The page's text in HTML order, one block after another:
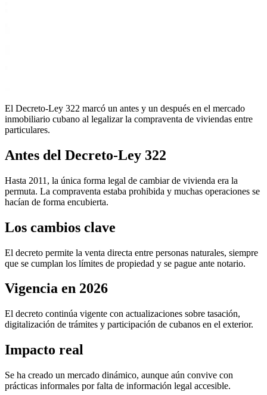
El Decreto-Ley 322 marcó un antes y un después en el mercado
inmobiliario cubano al legalizar la compraventa de viviendas entre
particulares.
Antes del Decreto-Ley 322
Hasta 2011, la única forma legal de cambiar de vivienda era la
permuta. La compraventa estaba prohibida y muchas operaciones se
hacían de forma encubierta.
Los cambios clave
El decreto permite la venta directa entre personas naturales, siempre
que se cumplan los límites de propiedad y se pague ante notario.
Vigencia en 2026
El decreto continúa vigente con actualizaciones sobre tasación,
digitalización de trámites y participación de cubanos en el exterior.
Impacto real
Se ha creado un mercado dinámico, aunque aún convive con
prácticas informales por falta de información legal accesible.